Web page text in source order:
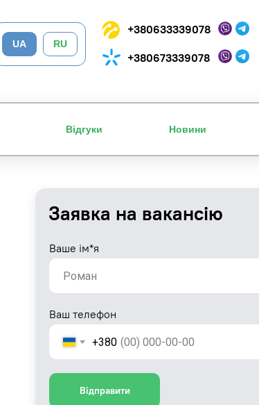
Новини
Відгуки
UA RU
+380633339078
+380673339078
Ваше ім*я
Ваш телефон
+380
Відправити
Заявка на вакансію